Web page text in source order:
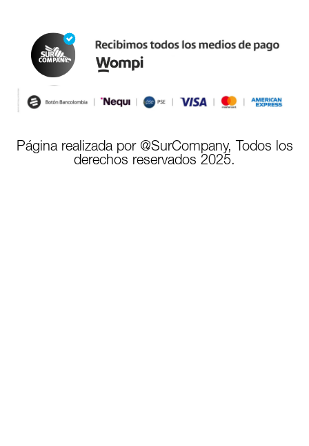
Página realizada por @SurCompany, Todos los
derechos reservados 2025.